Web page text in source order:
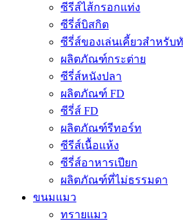
ซีรีส์ไส้กรอกแท่ง
ซีรี่ส์บิสกิต
ซีรี่ส์ของเล่นเคี้ยวสำหรับ
ผลิตภัณฑ์กระต่าย
ซีรี่ส์หนังปลา
ผลิตภัณฑ์ FD
ซีรี่ส์ FD
ผลิตภัณฑ์รีทอร์ท
ซีรีส์เนื้อแห้ง
ซีรี่ส์อาหารเปียก
ผลิตภัณฑ์ที่ไม่ธรรมดา
ขนมแมว
ทรายแมว